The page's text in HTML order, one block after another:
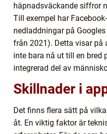
häpnadsväckande siffror
Till exempel har
nedladdningar på
från 2021). Detta visar på
inte bara nå ut till en bred
integrerad del av
Skillnader i
Det finns flera sätt på
åt. En viktig faktor är